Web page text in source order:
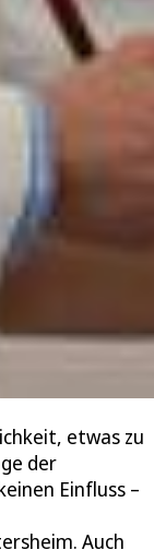
etwas zu
der
Einfluss –
Auch